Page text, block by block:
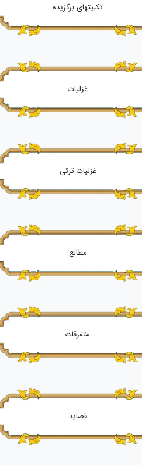
تکبیتهای برگزیده
غزلیات
غزلیات ترکی
مطالع
متفرقات
قصاید